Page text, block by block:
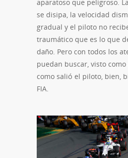
aparatoso que peligroso.
se disipa, la velocidad
gradual y el piloto no
traumático que es lo que
daño. Pero con todos los
puedan buscar, visto
como salió el piloto, bien,
FIA.